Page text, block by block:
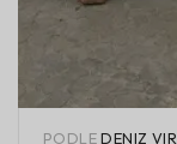
PODLE DENIZ